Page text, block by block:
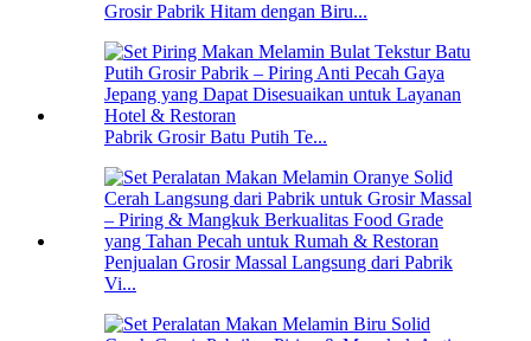
Grosir Pabrik Hitam dengan Biru...
Pabrik Grosir Batu Putih Te...
Penjualan Grosir Massal Langsung dari Pabrik
Vi...